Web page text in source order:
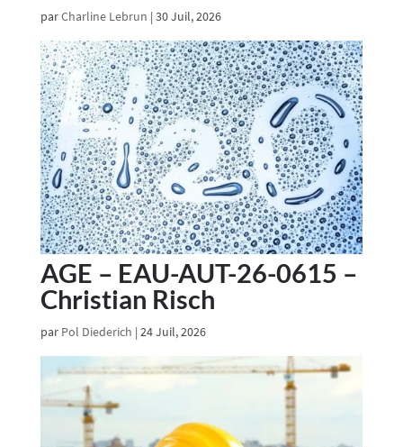
parCharline Lebrun | 30 Juil, 2026
AGE – EAU-AUT-26-0615 –
Christian Risch
par Pol Diederich | 24 Juil, 2026